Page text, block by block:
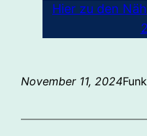
Hier zu den
November 11, 2024